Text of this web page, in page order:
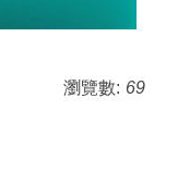
瀏覽數: 69